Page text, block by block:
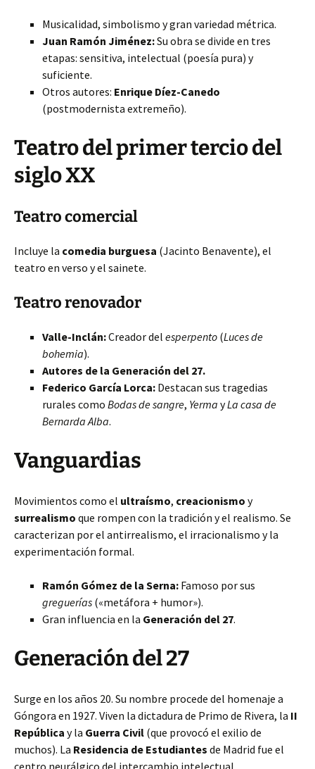
Musicalidad, simbolismo y gran variedad métrica.
Juan Ramón Jiménez:Su obra se divide en tres
etapas: sensitiva, intelectual (poesía pura) y
suficiente.
Otros autores: Enrique Díez-Canedo
(postmodernista extremeño).
Teatro del primer tercio del
siglo XX
Teatro comercial
Incluye la comedia burguesa (Jacinto Benavente), el
teatro en verso y el sainete.
Teatro renovador
Valle-Inclán:Creador del esperpento (Luces de
bohemia).
Autores de la Generación del 27.
Federico García Lorca: Destacan sus tragedias
rurales como Bodas de sangre, Yerma yLa casa de
Bernarda Alba.
Vanguardias
Movimientos como el ultraísmo, creacionismo y
surrealismo que rompen con la tradición y el realismo. Se
caracterizan por el antirrealismo, el irracionalismo y la
experimentación formal.
Ramón Gómez de la Serna: Famoso por sus
greguerías («metáfora + humor»).
Gran influencia en la Generación del 27.
Generación del 27
Surge en los años 20. Su nombre procede del homenaje a
Góngora en 1927. Viven la dictadura de Primo de Rivera, la II
República y la Guerra Civil (que provocó el exilio de
muchos). La Residencia de Estudiantes de Madrid fue el
centro neurálgico del intercambio intelectual.